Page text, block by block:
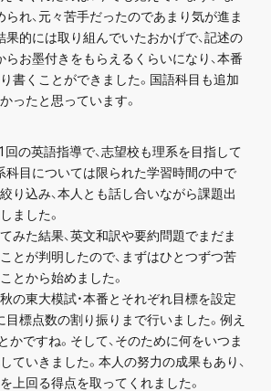
られ、元々苦手だったのであまり気が進ま
果的には取り組んでいたおかげで、記述の
らお墨付きをもらえるくらいになり、本番
書くことができました。国語科目も追加
ったと思っています。
回の英語指導で、志望校も理系を目指して
科目については限られた学習時間の中で
り込み、本人とも話し合いながら課題出
ました。
みた結果、英文和訳や要約問題でまだま
とが判明したので、まずはひとつずつ苦
とから始めました。
秋の東大模試・本番とそれぞれ目標を設定
目標点数の割り振りまで行いました。例え
かですね。そして、そのために何をいつま
ていきました。本人の努力の成果もあり、
上回る得点を取ってくれました。